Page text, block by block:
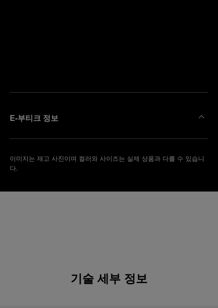
E-부티크 정보
이미지는 재고 사진이며 컬러와 사이즈는 실제 상품과 다를 수 있습니
다.
기술 세부 정보